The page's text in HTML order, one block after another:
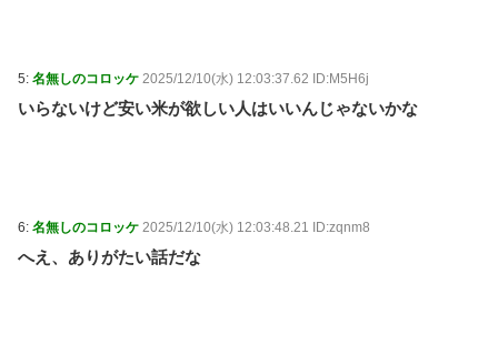
5: 名無しのコロッケ 2025/12/10(水) 12:03:37.62 ID:M5H6j
いらないけど安い米が欲しい人はいいんじゃないかな
6: 名無しのコロッケ 2025/12/10(水) 12:03:48.21 ID:zqnm8
へえ、ありがたい話だな